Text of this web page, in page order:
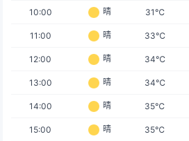
10:00 晴 31℃
11:00 晴 33℃
12:00 晴 34℃
13:00 晴 34℃
14:00 晴 35℃
15:00 晴 35℃